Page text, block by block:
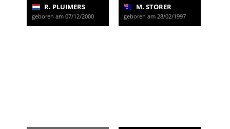
R. PLUIMERS
geboren am 07/12/2000
M. STORER
geboren am 28/02/1997